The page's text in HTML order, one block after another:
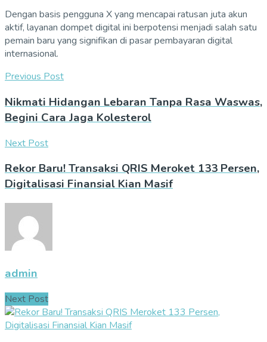
Dengan basis pengguna X yang mencapai ratusan juta akun
aktif, layanan dompet digital ini berpotensi menjadi salah satu
pemain baru yang signifikan di pasar pembayaran digital
internasional.
Previous Post
Nikmati Hidangan Lebaran Tanpa Rasa Waswas,
Begini Cara Jaga Kolesterol
Next Post
Rekor Baru! Transaksi QRIS Meroket 133 Persen,
Digitalisasi Finansial Kian Masif
admin
Next Post